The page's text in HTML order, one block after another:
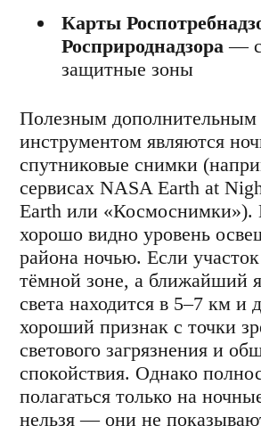
Карты
Росприроднадзора —
защитные зоны
Полезным дополнительным
инструментом являются
спутниковые снимки
сервисах NASA Earth at
Earth или
хорошо видно уровень
района ночью. Если
тёмной зоне, а ближайший
света находится в 5–7 км
хороший признак с точки
светового загрязнения и
спокойствия. Однако
полагаться только на
нельзя — они не